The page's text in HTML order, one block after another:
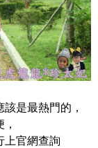
是最熱門的，
上官網查詢